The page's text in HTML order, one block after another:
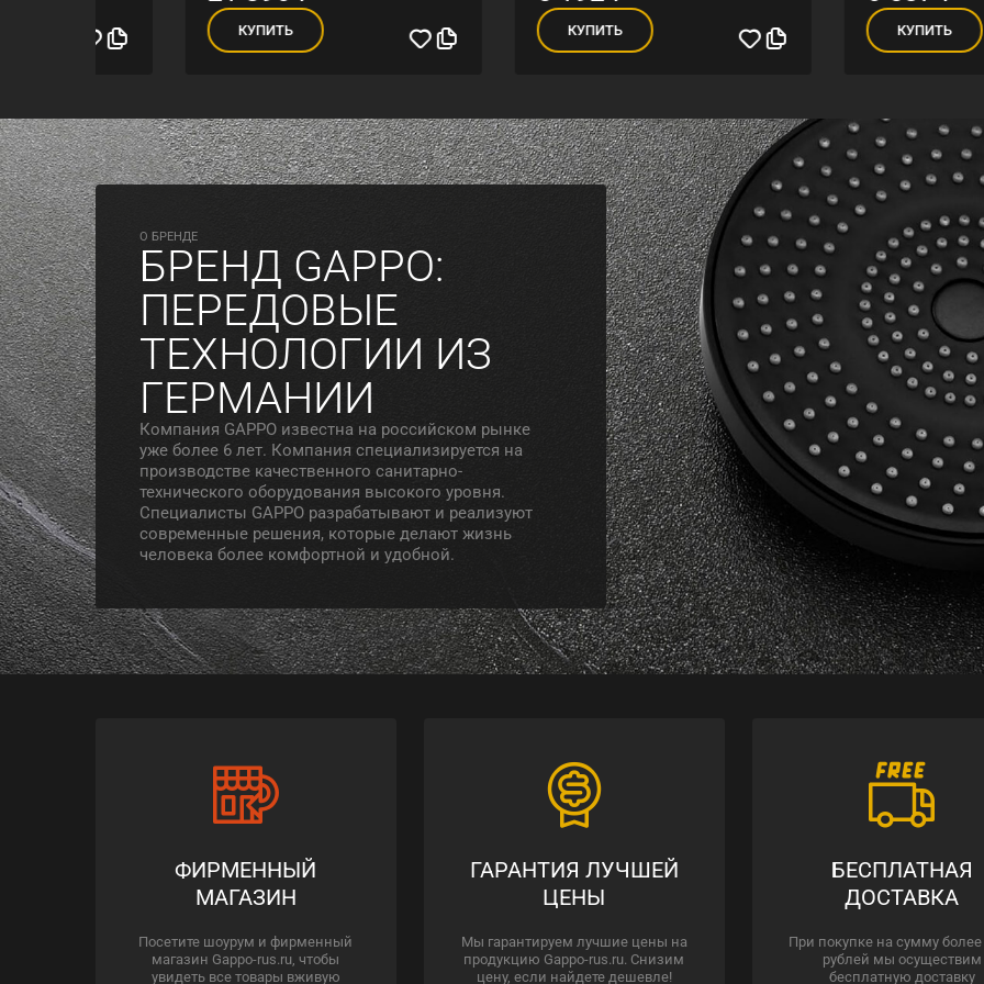
O БРЕНДЕ
БРЕНД GAPPO:
ПЕРЕДОВЫЕ
ТЕХНОЛОГИИ ИЗ
ГЕРМАНИИ
Компания GAPPO известна на российском рынке
уже более 6 лет. Компания специализируется на
производстве качественного санитарно-
технического оборудования высокого уровня.
Специалисты GAPPO разрабатывают и реализуют
современные решения, которые делают жизнь
человека более комфортной и удобной.
ФИРМЕННЫЙ
МАГАЗИН
Посетите шоурум и фирменный
магазин Gappo-rus.ru, чтобы
увидеть все товары вживую
ГАРАНТИЯ ЛУЧШЕЙ
ЦЕНЫ
Мы гарантируем лучшие цены на
продукцию Gappo-rus.ru. Снизим
цену, если найдете дешевле!
БЕСПЛАТНАЯ
ДОСТАВКА
При покупке на сумму более
рублей мы осуществим
бесплатную доставку